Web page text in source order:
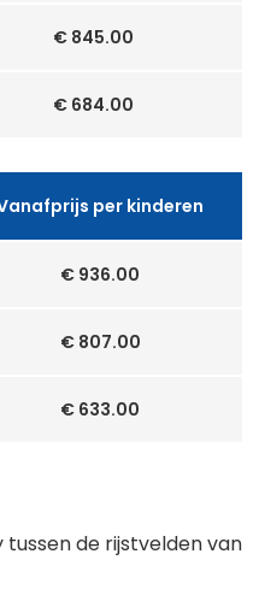
€ 845.00
€ 684.00
per kinderen
€ 936.00
€ 807.00
€ 633.00
de rijstvelden van